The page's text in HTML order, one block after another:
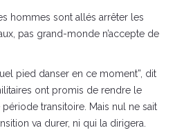
hommes sont allés arrêter les
pas grand-monde n’accepte de
pied danser en ce moment”, dit
ont promis de rendre le
transitoire. Mais nul ne sait
va durer, ni qui la dirigera.